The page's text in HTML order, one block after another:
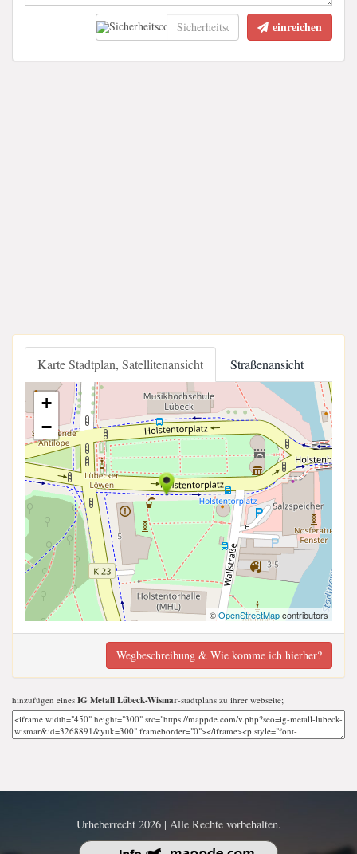
einreichen
Karte Stadtplan, Satellitenansicht Straßenansicht
+
−
©OpenStreetMapcontributors
Wegbeschreibung & Wie komme ich hierher?
hinzufügen eines IG Metall Lübeck-Wismar-stadtplans zu ihrer webseite;
Urheberrecht 2026 | Alle Rechte vorbehalten.